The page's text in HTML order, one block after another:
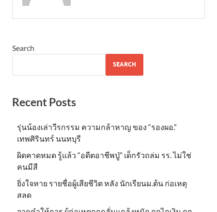
Search
SEARCH
Recent Posts
รุ่นน้องเล่าวีรกรรม ความกล้าหาญ ของ “รองผอ.”
เทพศิรินทร์ นนทบุรี
ผิดคาดหมด รู้แล้ว “อดีตอาชีพปู่” เด็กรัวถล่ม รร. ไม่ใช่
คนมีสี
ยิ่งใจหาย รายชื่อผู้เสียชีวิต หลัง นักเรียนม.ต้น ก่อเหตุ
สลด